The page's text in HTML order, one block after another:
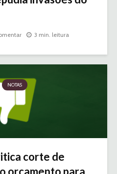
3 min. leitura
NOTAS
corte de
orçamento para...